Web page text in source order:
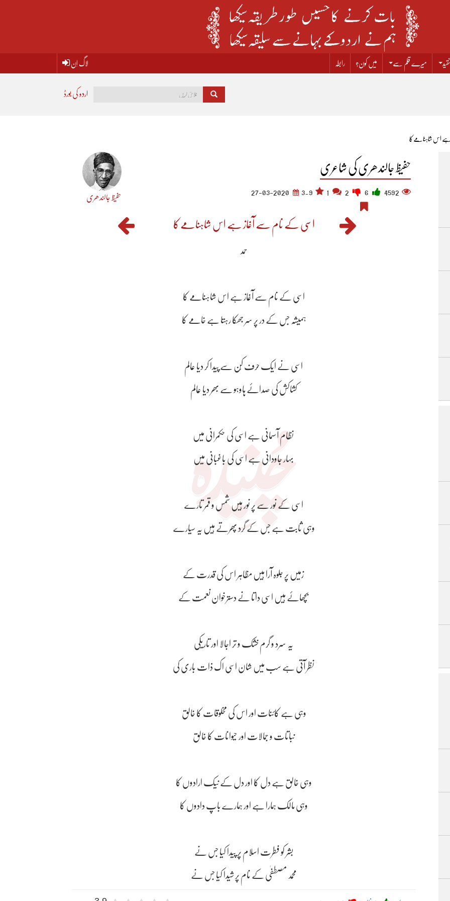
میرے قلم سے میں کون؟ رابطہ لاگ اِن
اردو کی بورڈ
اس شاہنامے کا
حفیظ جالندھری کی شاعری
حفیظ جالندھری
4592
3.9
27-03-2020
اسی کے نام سے آغاز ہے اس شاہنامے کا
حمد
اسی کے نام سے آغاز ہے اس شاہنامے کا
ہمیشہ جس کے در پر سر جھکا رہتا ہے خامے کا
کشاکش کی صدائے ہاوہو سے بھر دیا عالم
اسی کے نور سے پر نور ہیں شمس و قمر تارے
وہی ثابت ہے جس کے گرد پھرتے ہیں یہ سیارے
زمیں پر جلوہ آرا ہیں مظاہر اس کی قدرت کے
بچھائے ہیں اسی داتا نے دسترخوان نعمت کے
وہی ہے کائنات اور اس کی مخلوقات کا خالق
نباتات و جمالات اور حیوانات کا خالق
وہی خالق ہے دل کا اور دل کے نیک ارادوں کا
وہی مالک ہمارا ہے اور ہمارے باپ دادوں کا
بشر کو فطرت اسلام پر پیدا کیا جس نے
محمد مصطفٰی کے نام پر شیدا کیا جس نے